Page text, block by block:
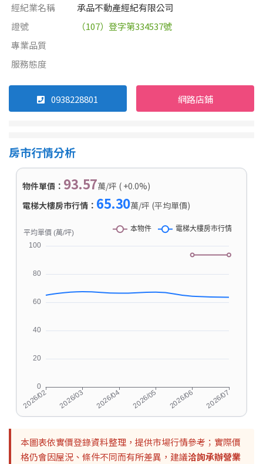
經紀業名稱
承品不動產經紀有限公司
證號
（107）登字第334537號
專業品質
服務態度
0938228801 網路店鋪
房市行情分析
物件單價： 93.57萬/坪 ( +0.0%)
電梯大樓房市行情： 65.30萬/坪 (平均單價)
本圖表依實價登錄資料整理，提供市場行情參考；實際價
格仍會因屋況、條件不同而有所差異，建議洽詢承辦營業